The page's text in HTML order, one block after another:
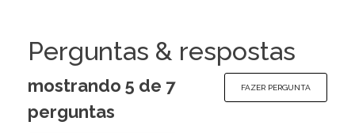
Perguntas & respostas
mostrando 5 de 7
perguntas
FAZER PERGUNTA